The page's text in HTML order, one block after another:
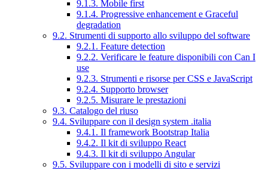
9.1.3. Mobile first
9.1.4. Progressive enhancement e Graceful
degradation
9.2. Strumenti di supporto allo sviluppo del software
9.2.1. Feature detection
9.2.2. Verificare le feature disponibili con Can I
use
9.2.3. Strumenti e risorse per CSS e JavaScript
9.2.4. Supporto browser
9.2.5. Misurare le prestazioni
9.3. Catalogo del riuso
9.4. Sviluppare con il design system .italia
9.4.1. Il framework Bootstrap Italia
9.4.2. Il kit di sviluppo React
9.4.3. Il kit di sviluppo Angular
9.5. Sviluppare con i modelli di sito e servizi